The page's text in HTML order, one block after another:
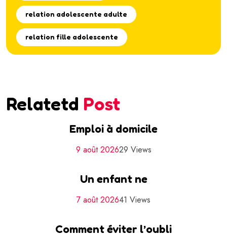
relation adolescente adulte
relation fille adolescente
Relatetd Post
Emploi à domicile
9 août 202629 Views
Un enfant ne
7 août 202641 Views
Comment éviter l’oubli